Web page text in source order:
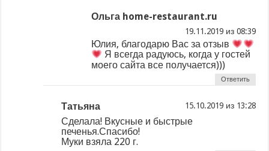
Ольга home-restaurant.ru
из
Юлия, благодарю Вас за отзыв
Я всегда радуюсь, когда у гостей
моего сайта все получается)))
Ответить
Татьяна из
Сделала! Вкусные и быстрые
печенья.Спасибо!
Муки взяла 220 г.